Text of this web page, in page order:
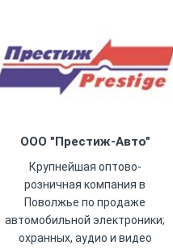
ООО "Престиж-Авто"
Крупнейшая оптово-
розничная компания в
Поволжье по продаже
автомобильной электроники;
охранных, аудио и видео